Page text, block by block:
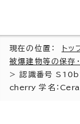
現在の位置： トッ
被爆建物等の保存
> 認識番号
cherry 学名：